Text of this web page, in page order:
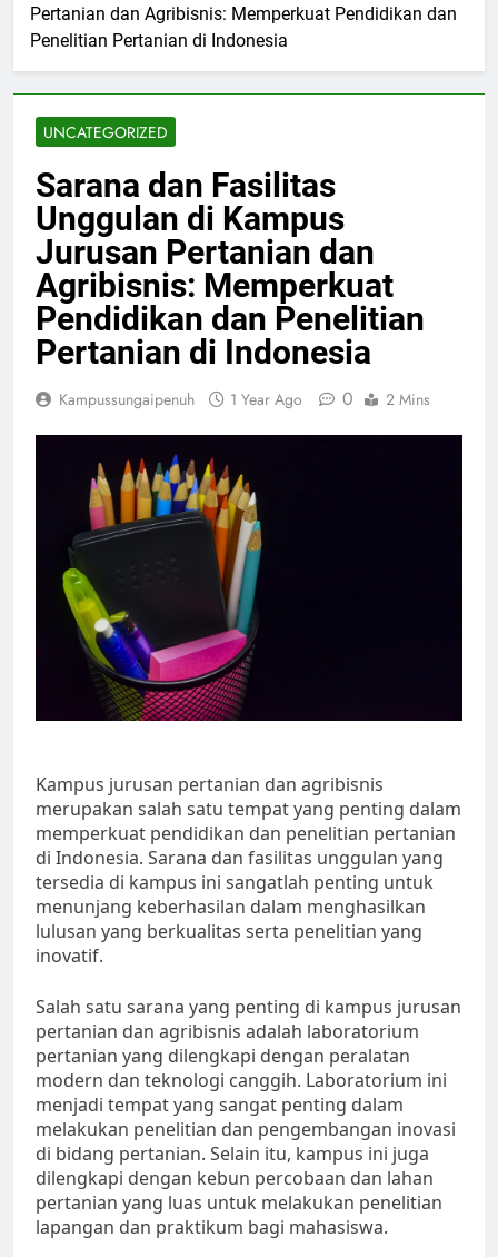
Pertanian dan Agribisnis: Memperkuat Pendidikan dan
Penelitian Pertanian di Indonesia
UNCATEGORIZED
Sarana dan Fasilitas
Unggulan di Kampus
Jurusan Pertanian dan
Agribisnis: Memperkuat
Pendidikan dan Penelitian
Pertanian di Indonesia
Kampussungaipenuh 1 Year Ago 0 2 Mins
Kampus jurusan pertanian dan agribisnis
merupakan salah satu tempat yang penting dalam
memperkuat pendidikan dan penelitian pertanian
di Indonesia. Sarana dan fasilitas unggulan yang
tersedia di kampus ini sangatlah penting untuk
menunjang keberhasilan dalam menghasilkan
lulusan yang berkualitas serta penelitian yang
inovatif.
Salah satu sarana yang penting di kampus jurusan
pertanian dan agribisnis adalah laboratorium
pertanian yang dilengkapi dengan peralatan
modern dan teknologi canggih. Laboratorium ini
menjadi tempat yang sangat penting dalam
melakukan penelitian dan pengembangan inovasi
di bidang pertanian. Selain itu, kampus ini juga
dilengkapi dengan kebun percobaan dan lahan
pertanian yang luas untuk melakukan penelitian
lapangan dan praktikum bagi mahasiswa.